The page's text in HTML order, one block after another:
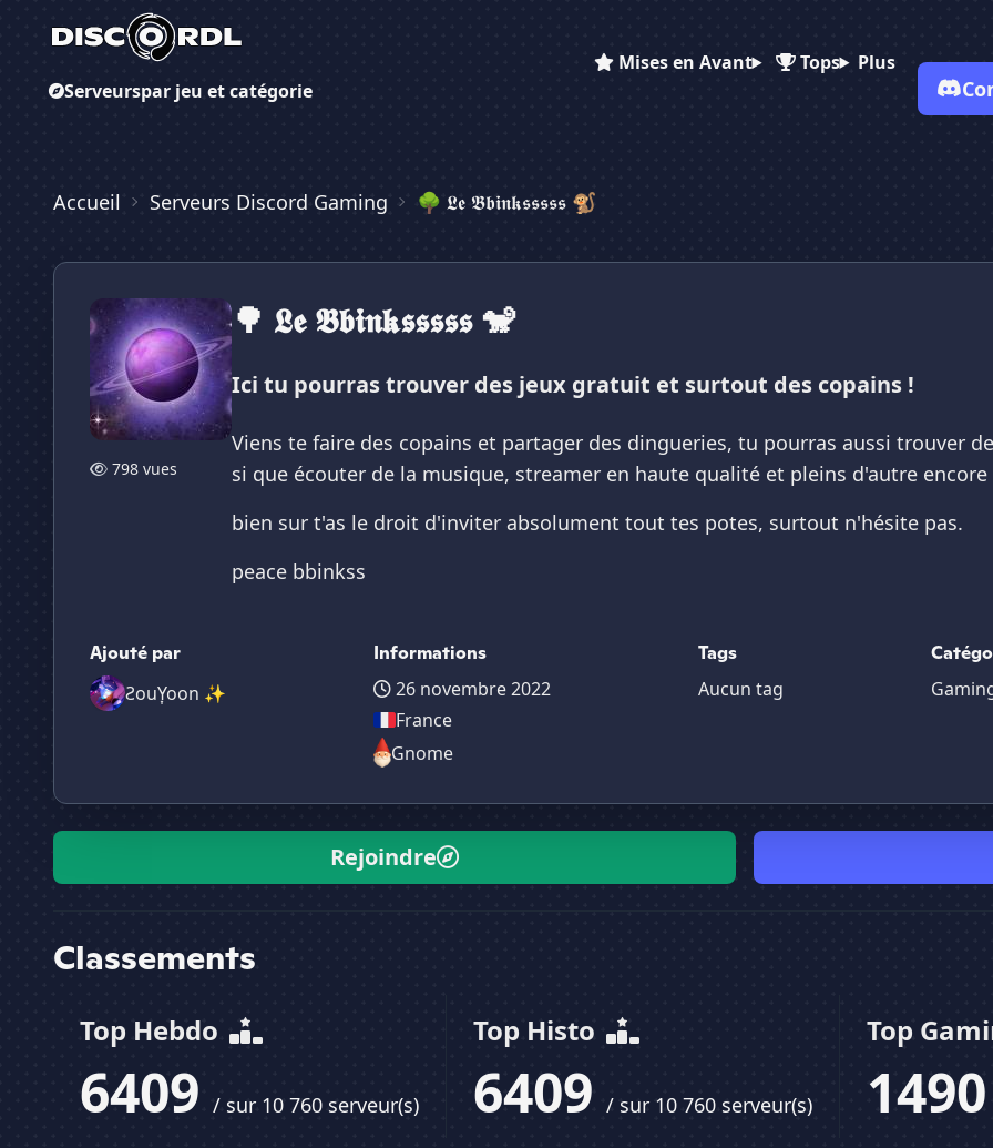
Serveurspar jeu et catégorie
Mises en Avant Tops Plus
Accueil Serveurs Discord Gaming 🌳 𝕷𝖊 𝕭𝖇𝖎𝖓𝖐𝖘𝖘𝖘𝖘𝖘 🐒
798 vues
🌳 𝕷𝖊 𝕭𝖇𝖎𝖓𝖐𝖘𝖘𝖘𝖘𝖘 🐒
Ici tu pourras trouver des jeux gratuit et surtout des copains !
Viens te faire des copains et partager des dingueries, tu pourras aussi trouver
si que écouter de la musique, streamer en haute qualité et pleins d'autre encore
bien sur t'as le droit d'inviter absolument tout tes potes, surtout n'hésite pas.
peace bbinkss
Ajouté par
ƧouY͎oon ✨
Informations
26 novembre 2022
France
Gnome
Tags
Aucun tag
Rejoindre
Vote pour
Classements
Top Hebdo
6409 / sur 10 760 serveur(s)
Top Histo
6409 / sur 10 760 serveur(s)
Top
1490